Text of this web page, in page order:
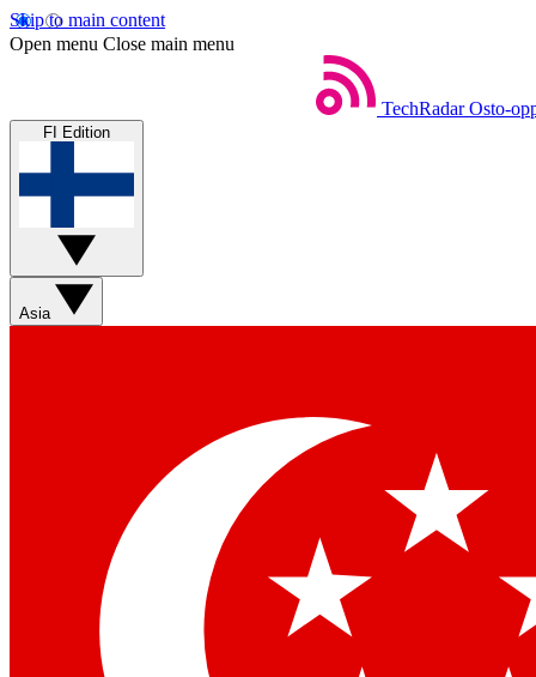
Skip to main content
Open menu Close main menu
TechRadar Osto-
FI Edition
Asia